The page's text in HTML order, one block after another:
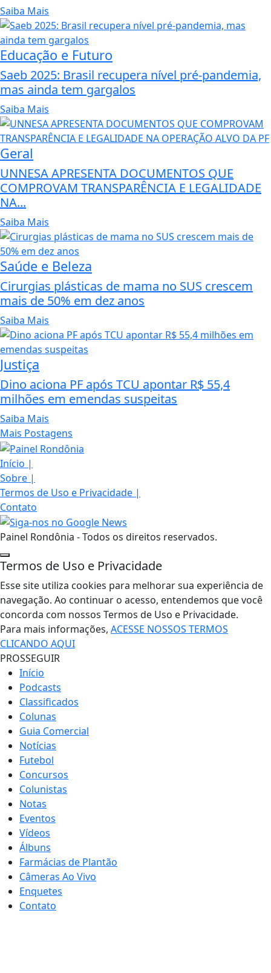
Saiba Mais
Educação e Futuro
Saeb 2025: Brasil recupera nível pré-pandemia,
mas ainda tem gargalos
Saiba Mais
Geral
UNNESA APRESENTA DOCUMENTOS QUE
COMPROVAM TRANSPARÊNCIA E LEGALIDADE
NA...
Saiba Mais
Saúde e Beleza
Cirurgias plásticas de mama no SUS crescem
mais de 50% em dez anos
Saiba Mais
Justiça
Dino aciona PF após TCU apontar R$ 55,4
milhões em emendas suspeitas
Saiba Mais
Mais Postagens
Início |
Sobre |
Termos de Uso e Privacidade |
Contato
Painel Rondônia - Todos os direitos reservados.
Termos de Uso e Privacidade
Esse site utiliza cookies para melhorar sua experiência de
navegação. Ao continuar o acesso, entendemos que você
concorda com nossos Termos de Uso e Privacidade.
Para mais informações, ACESSE NOSSOS TERMOS
CLICANDO AQUI
PROSSEGUIR
Início
Podcasts
Classificados
Colunas
Guia Comercial
Notícias
Futebol
Concursos
Colunistas
Notas
Eventos
Vídeos
Álbuns
Farmácias de Plantão
Câmeras Ao Vivo
Enquetes
Contato